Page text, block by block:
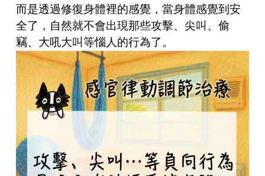
而是透過修復身體裡的感覺，當身體感覺到安
全了，自然就不會出現那些攻擊、尖叫、偷
竊、大吼大叫等惱人的行為了。